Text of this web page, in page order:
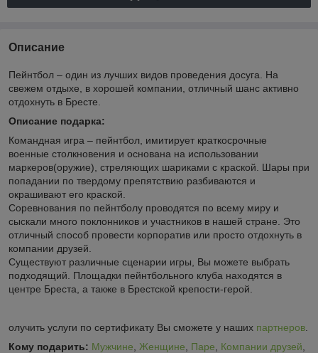
Описание
Пейнтбол – один из лучших видов проведения досуга. На
свежем отдыхе, в хорошей компании, отличный шанс активно
отдохнуть в Бресте.
Описание подарка:
Командная игра – пейнтбол, имитирует краткосрочные
военные столкновения и основана на использовании
маркеров(оружие), стреляющих шариками с краской. Шары при
попадании по твердому препятствию разбиваются и
окрашивают его краской.
Соревнования по пейнтболу проводятся по всему миру и
сыскали много поклонников и участников в нашей стране. Это
отличный способ провести корпоратив или просто отдохнуть в
компании друзей.
Существуют различные сценарии игры, Вы можете выбрать
подходящий. Площадки пейнтбольного клуба находятся в
центре Бреста, а также в Брестской крепости-герой.
олучить услуги по сертификату Вы сможете у наших партнеров
Кому подарить: Мужчине Женщине Паре Компании друзей